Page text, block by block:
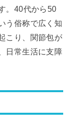
。40代から50
う俗称で広く知
こり、関節包が
日常生活に支障